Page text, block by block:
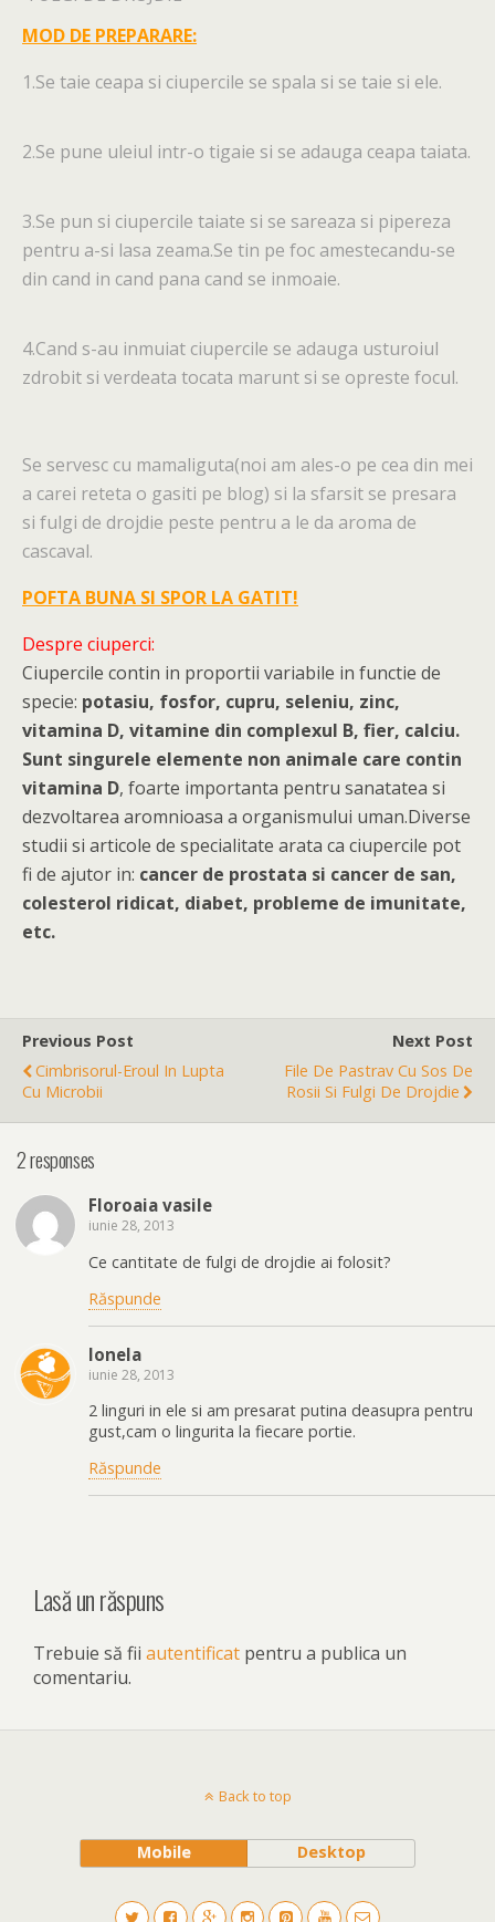
MOD DE PREPARARE:
1.Se taie ceapa si ciupercile se spala si se taie si ele.
2.Se pune uleiul intr-o tigaie si se adauga ceapa taiata.
3.Se pun si ciupercile taiate si se sareaza si pipereza
pentru a-si lasa zeama.Se tin pe foc amestecandu-se
din cand in cand pana cand se inmoaie.
4.Cand s-au inmuiat ciupercile se adauga usturoiul
zdrobit si verdeata tocata marunt si se opreste focul.
Se servesc cu mamaliguta(noi am ales-o pe cea din mei
a carei reteta o gasiti pe blog) si la sfarsit se presara
si fulgi de drojdie peste pentru a le da aroma de
cascaval.
POFTA BUNA SI SPOR LA GATIT!
Despre ciuperci:
Ciupercile contin in proportii variabile in functie de
specie: potasiu, fosfor, cupru, seleniu, zinc,
vitamina D, vitamine din complexul B, fier, calciu.
Sunt singurele elemente non animale care contin
vitamina D, foarte importanta pentru sanatatea si
dezvoltarea aromnioasa a organismului uman.Diverse
studii si articole de specialitate arata ca ciupercile pot
fi de ajutor in: cancer de prostata si cancer de san,
colesterol ridicat, diabet, probleme de imunitate,
etc.
Previous Post
Cimbrisorul-Eroul In Lupta
Cu Microbii
Next Post
File De Pastrav Cu Sos De
Rosii Si Fulgi De Drojdie
2 responses
Floroaia vasile
iunie 28, 2013
Ce cantitate de fulgi de drojdie ai folosit?
Răspunde
Ionela
iunie 28, 2013
2 linguri in ele si am presarat putina deasupra pentru
gust,cam o lingurita la fiecare portie.
Răspunde
Lasă un răspuns
Trebuie să fii autentificat pentru a publica un
comentariu.
Back to top
Mobile Desktop